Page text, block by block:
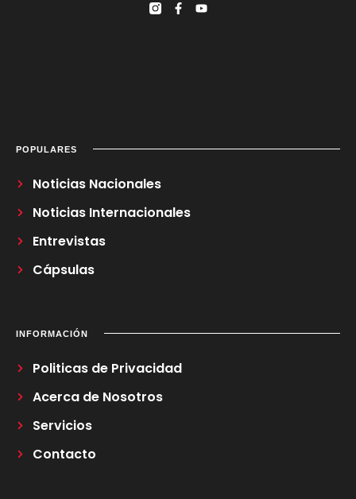
POPULARES
Noticias Nacionales
Noticias Internacionales
Entrevistas
Cápsulas
INFORMACIÓN
Politicas de Privacidad
Acerca de Nosotros
Servicios
Contacto